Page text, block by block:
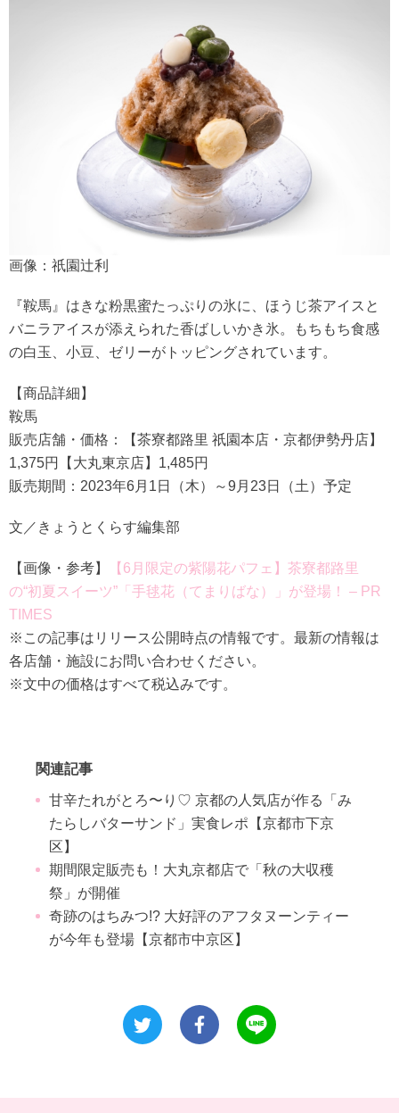
画像：祇園辻利
『鞍馬』はきな粉黒蜜たっぷりの氷に、ほうじ茶アイスと
バニラアイスが添えられた香ばしいかき氷。もちもち食感
の白玉、小豆、ゼリーがトッピングされています。
【商品詳細】
鞍馬
販売店舗・価格：【茶寮都路里 祇園本店・京都伊勢丹店】
1,375円【大丸東京店】1,485円
販売期間：2023年6月1日（木）～9月23日（土）予定
文／きょうとくらす編集部
【画像・参考】
【6月限定の紫陽花パフェ】茶寮都路里
の“初夏スイーツ”「手毬花（てまりばな）」が登場！ – PR
TIMES
※この記事はリリース公開時点の情報です。最新の情報は
各店舗・施設にお問い合わせください。
※文中の価格はすべて税込みです。
関連記事
甘辛たれがとろ〜り♡ 京都の人気店が作る「み
たらしバターサンド」実食レポ【京都市下京
区】
期間限定販売も！大丸京都店で「秋の大収穫
祭」が開催
奇跡のはちみつ!? 大好評のアフタヌーンティー
が今年も登場【京都市中京区】